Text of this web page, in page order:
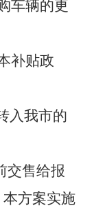
车辆的更
补贴政
入我市的
交售给报
方案实施